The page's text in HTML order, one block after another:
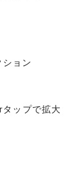
ション
タップで拡大